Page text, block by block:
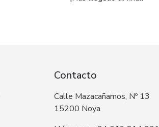
Contacto
Calle Mazacañamos, Nº 13
15200 Noya